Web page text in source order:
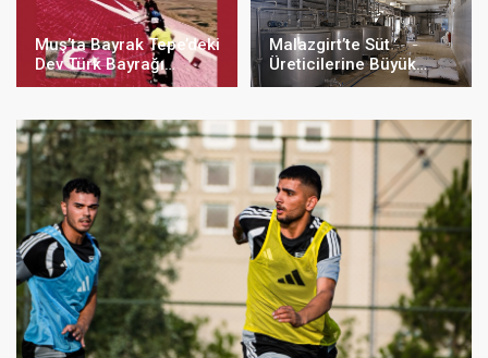
Muş’ta Bayrak Tepe’deki
Dev Türk Bayrağı
Yenilendi
Malazgirt’te Süt
Üreticilerine Büyük
Destek: Süt Toplama
Açılıyor